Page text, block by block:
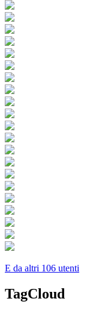
E da altri 106 utenti
TagCloud